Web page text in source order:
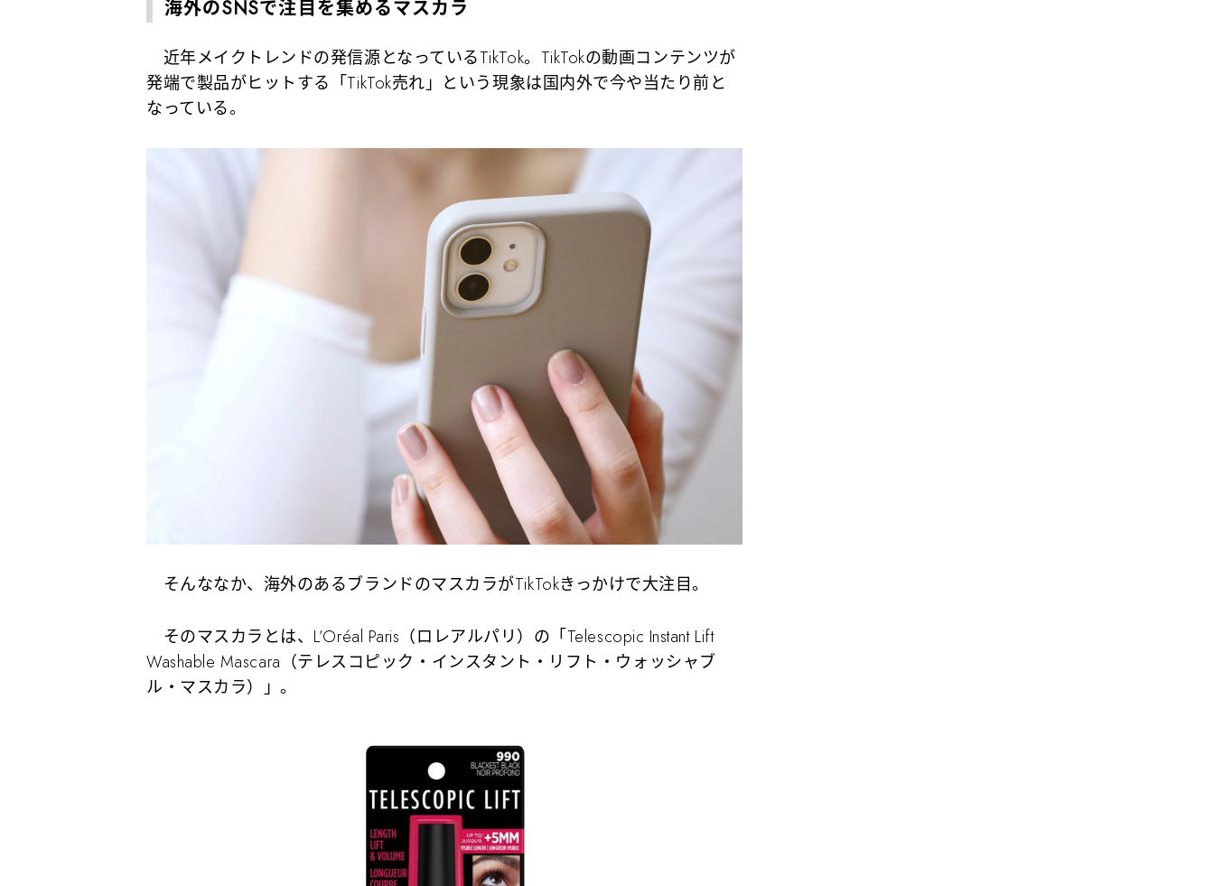
海外のSNSで注目を集めるマスカラ
近年メイクトレンドの発信源となっているTikTok。TikTokの動画コンテンツが
発端で製品がヒットする「TikTok売れ」という現象は国内外で今や当たり前と
なっている。
そんななか、海外のあるブランドのマスカラがTikTokきっかけで大注目。
そのマスカラとは、L’Oréal Paris（ロレアルパリ）の「Telescopic Instant Lift
Washable Mascara（テレスコピック・インスタント・リフト・ウォッシャブ
ル・マスカラ）」。